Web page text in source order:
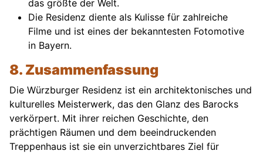
das größte der Welt.
Die Residenz diente als Kulisse für zahlreiche
Filme und ist eines der bekanntesten Fotomotive
in Bayern.
8. Zusammenfassung
Die Würzburger Residenz ist ein architektonisches und
kulturelles Meisterwerk, das den Glanz des Barocks
verkörpert. Mit ihrer reichen Geschichte, den
prächtigen Räumen und dem beeindruckenden
Treppenhaus ist sie ein unverzichtbares Ziel für